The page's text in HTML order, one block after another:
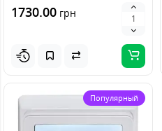
1730.00 грн
Популярный